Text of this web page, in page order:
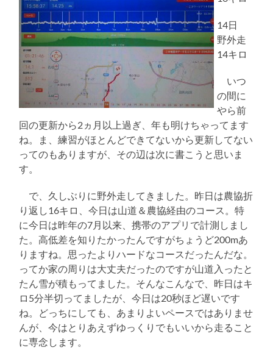
14日
野外走
14キロ
いつ
の間に
やら前
回の更新から2ヵ月以上過ぎ、年も明けちゃってます
ね。ま、練習がほとんどできてないから更新してない
ってのもありますが、その辺は次に書こうと思いま
す。
で、久しぶりに野外走してきました。昨日は農協折
り返し16キロ、今日は山道＆農協経由のコース。特
に今日は昨年の7月以来、携帯のアプリで計測しまし
た。高低差を知りたかったんですがちょうど200mあ
りますね。思ったよりハードなコースだったんだな。
ってか家の周りは大丈夫だったのですが山道入ったと
たん雪が積もってました。そんなこんなで、昨日はキ
ロ5分半切ってましたが、今日は20秒ほど遅いです
ね。どっちにしても、あまりよいペースではありませ
んが、今はとりあえずゆっくりでもいいから走ること
に専念します。